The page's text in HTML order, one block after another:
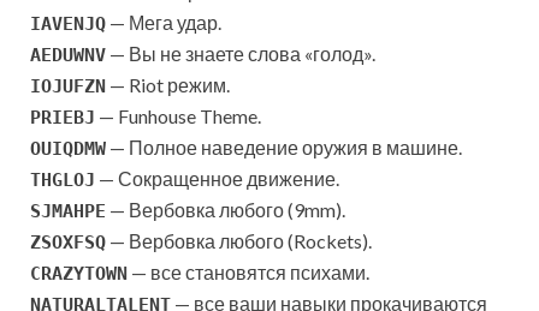
IAVENJQ — Мега удар.
AEDUWNV — Вы не знаете слова «голод».
IOJUFZN — Riot режим.
PRIEBJ — Funhouse Theme.
OUIQDMW — Полное наведение оружия в машине.
THGLOJ — Сокращенное движение.
SJMAHPE — Вербовка любого (9mm).
ZSOXFSQ — Вербовка любого (Rockets).
CRAZYTOWN — все становятся психами.
NATURALTALENT — все ваши навыки прокачиваются